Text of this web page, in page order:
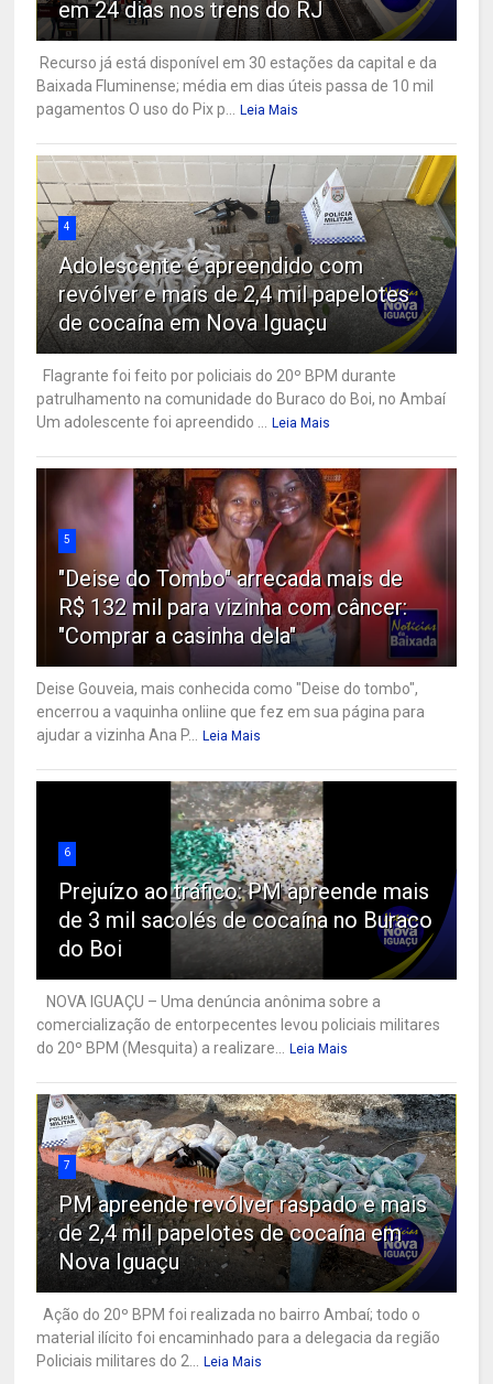
em 24 dias nos trens do RJ
Recurso já está disponível em 30 estações da capital e da
Baixada Fluminense; média em dias úteis passa de 10 mil
pagamentos O uso do Pix p...
Leia Mais
4
Adolescente é apreendido com
revólver e mais de 2,4 mil papelotes
de cocaína em Nova Iguaçu
Flagrante foi feito por policiais do 20º BPM durante
patrulhamento na comunidade do Buraco do Boi, no Ambaí
Um adolescente foi apreendido ...
Leia Mais
5
"Deise do Tombo" arrecada mais de
R$ 132 mil para vizinha com câncer:
"Comprar a casinha dela"
Deise Gouveia, mais conhecida como "Deise do tombo",
encerrou a vaquinha onliine que fez em sua página para
ajudar a vizinha Ana P...
Leia Mais
6
Prejuízo ao tráfico: PM apreende mais
de 3 mil sacolés de cocaína no Buraco
do Boi
NOVA IGUAÇU – Uma denúncia anônima sobre a
comercialização de entorpecentes levou policiais militares
do 20º BPM (Mesquita) a realizare...
Leia Mais
7
PM apreende revólver raspado e mais
de 2,4 mil papelotes de cocaína em
Nova Iguaçu
Ação do 20º BPM foi realizada no bairro Ambaí; todo o
material ilícito foi encaminhado para a delegacia da região
Policiais militares do 2...
Leia Mais